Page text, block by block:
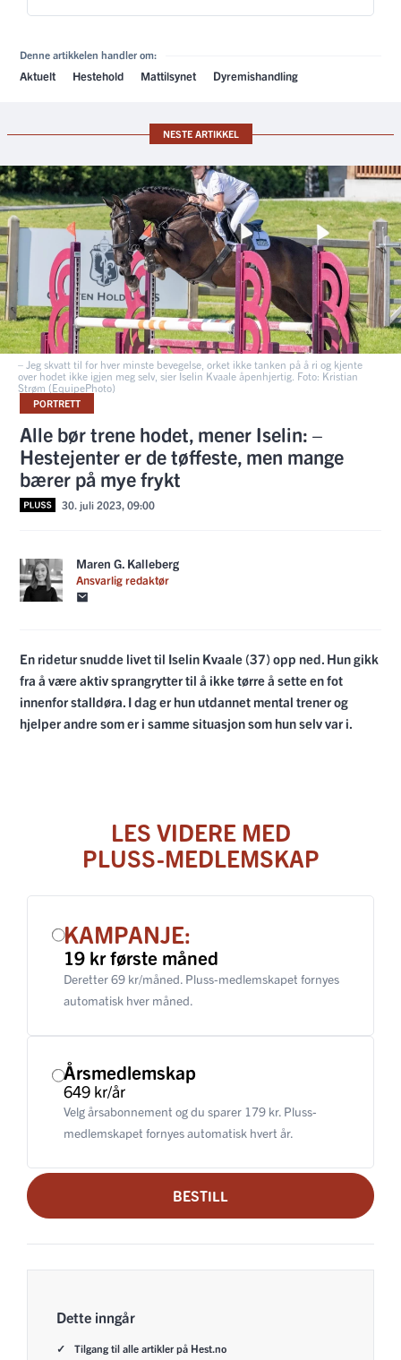
Denne artikkelen handler om:
Aktuelt Hestehold Mattilsynet Dyremishandling
NESTE ARTIKKEL
– Jeg skvatt til for hver minste bevegelse, orket ikke tanken på å ri og kjente
over hodet ikke igjen meg selv, sier Iselin Kvaale åpenhjertig. Foto: Kristian
Strøm (EquipePhoto)
PORTRETT
Alle bør trene hodet, mener Iselin: –
Hestejenter er de tøffeste, men mange
bærer på mye frykt
30. juli 2023, 09:00
Maren G. Kalleberg
Ansvarlig redaktør
En ridetur snudde livet til Iselin Kvaale (37) opp ned. Hun gikk
fra å være aktiv sprangrytter til å ikke tørre å sette en fot
innenfor stalldøra. I dag er hun utdannet mental trener og
hjelper andre som er i samme situasjon som hun selv var i.
LES VIDERE MED
PLUSS-MEDLEMSKAP
KAMPANJE:
19 kr første måned
Deretter 69 kr/måned. Pluss-medlemskapet fornyes
automatisk hver måned.
Årsmedlemskap
649 kr/år
Velg årsabonnement og du sparer 179 kr. Pluss-
medlemskapet fornyes automatisk hvert år.
BESTILL
Dette inngår
Tilgang til alle artikler på Hest.no